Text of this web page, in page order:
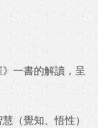
一書的解讀，呈
（覺知、悟性）